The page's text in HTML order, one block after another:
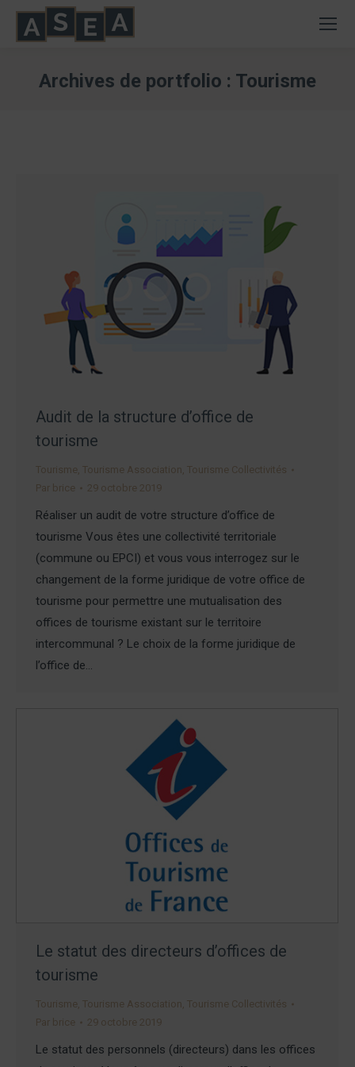
Archives de portfolio : Tourisme
Audit de la structure d’office de
tourisme
Tourisme, Tourisme Association, Tourisme Collectivités
Par brice 29 octobre 2019
Réaliser un audit de votre structure d’office de
tourisme Vous êtes une collectivité territoriale
(commune ou EPCI) et vous vous interrogez sur le
changement de la forme juridique de votre office de
tourisme pour permettre une mutualisation des
offices de tourisme existant sur le territoire
intercommunal ? Le choix de la forme juridique de
l’office de…
Le statut des directeurs d’offices de
tourisme
Tourisme, Tourisme Association, Tourisme Collectivités
Par brice 29 octobre 2019
Le statut des personnels (directeurs) dans les offices